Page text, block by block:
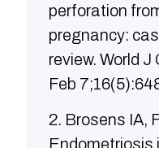
perforation
pregnancy:
review. World
Feb
2. Brosens IA,
Endometriosis